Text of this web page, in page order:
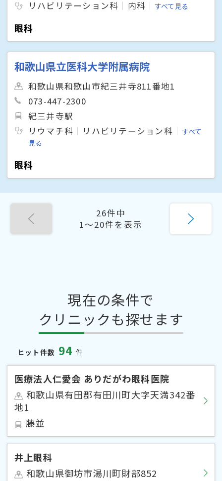
リハビリテーション科 内科 すべて見る
眼科
和歌山県立医科大学附属病院
和歌山県和歌山市紀三井寺811番地1
073-447-2300
紀三井寺駅
リウマチ科
リハビリテーション科
すべて
見る
眼科
26件中
1〜20件を表示
現在の条件で
クリニックも探せます
ヒット件数 94 件
医療法人仁愛会 ありだがわ眼科医院
和歌山県有田郡有田川町大字天満342番
地1
藤並
井上眼科
和歌山県御坊市湯川町財部852